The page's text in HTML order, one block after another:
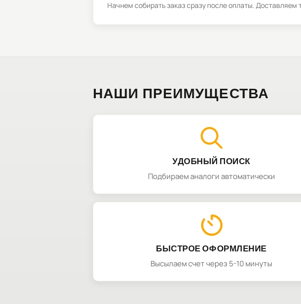
Начнем собирать заказ сразу после оплаты.
НАШИ ПРЕИМУЩЕСТВА
УДОБНЫЙ ПОИСК
Подбираем аналоги автоматически
БЫСТРОЕ ОФОРМЛЕНИЕ
Высылаем счет через 5-10 минуты